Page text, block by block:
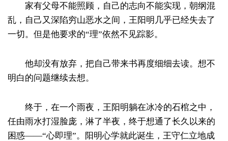
家有父母不能照顾，自己的志向不能实现，朝纲混
乱，自己又深陷穷山恶水之间，王阳明几乎已经失去了
一切。但是他要求的“理”依然不见踪影。
他却没有放弃，把自己带来书再度细细去读。想不
明白的问题继续去想。
终于，在一个雨夜，王阳明躺在冰冷的石棺之中，
任由雨水打湿脸庞，淋了半夜，终于想通了长久以来的
困惑——“心即理”。阳明心学就此诞生，王守仁立地成